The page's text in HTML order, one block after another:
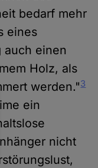
bedarf mehr
eines
auch einen
Holz, als
werden."3
ein
nicht